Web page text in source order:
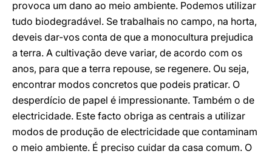
provoca um dano ao meio ambiente. Podemos utilizar
tudo biodegradável. Se trabalhais no campo, na horta,
deveis dar-vos conta de que a monocultura prejudica
a terra. A cultivação deve variar, de acordo com os
anos, para que a terra repouse, se regenere. Ou seja,
encontrar modos concretos que podeis praticar. O
desperdício de papel é impressionante. Também o de
electricidade. Este facto obriga as centrais a utilizar
modos de produção de electricidade que contaminam
o meio ambiente. É preciso cuidar da casa comum. O